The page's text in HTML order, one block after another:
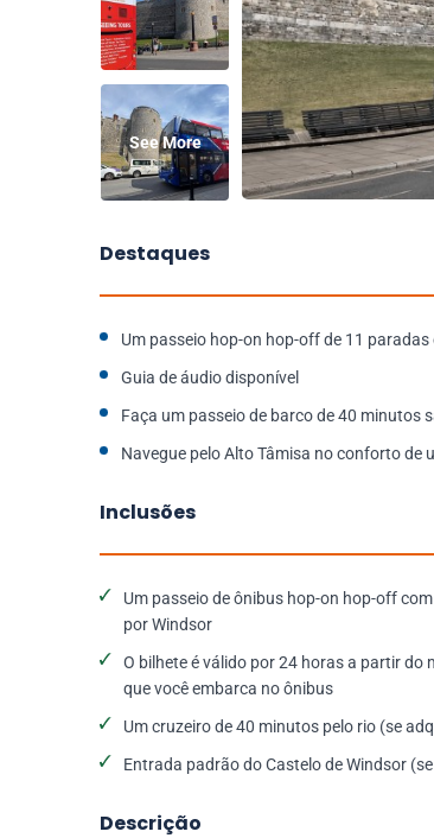
See More
Destaques
Um passeio hop-on hop-off de 11
Guia de áudio disponível
Faça um passeio de barco de 40 minutos
Navegue pelo Alto Tâmisa no conforto de
Inclusões
Um passeio de ônibus hop-on hop-off
por Windsor
O bilhete é válido por 24 horas a partir do
que você embarca no ônibus
Um cruzeiro de 40 minutos pelo rio (se
Entrada padrão do Castelo de Windsor
Descrição